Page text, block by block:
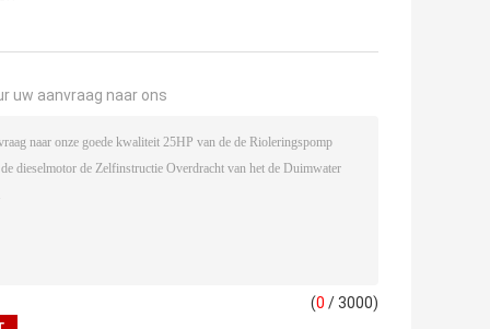
uw aanvraag naar ons
(0 / 3000)